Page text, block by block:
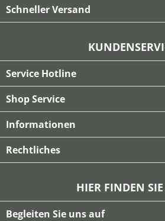
Schneller Versand
Service Hotline
Shop Service
Informationen
Rechtliches
HIER FINDEN
Begleiten Sie uns auf